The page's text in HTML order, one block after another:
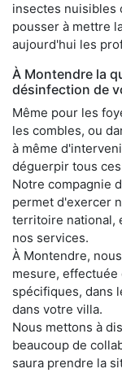
insectes nuisibles
pousser à mettre
aujourd'hui les
À Montendre la
désinfection de
Même pour les
les combles, ou
à même
déguerpir tous
Notre compagnie
permet d'exercer
territoire national,
nos services.
À Montendre,
mesure, effectuée
spécifiques, dans
dans votre villa.
Nous mettons à
beaucoup de
saura prendre la